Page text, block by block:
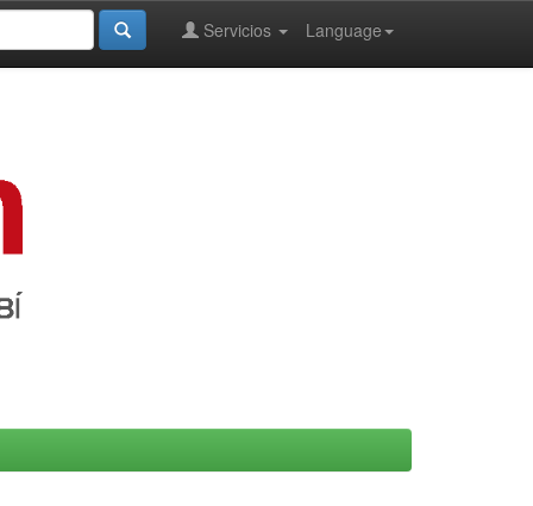
Language
Servicios